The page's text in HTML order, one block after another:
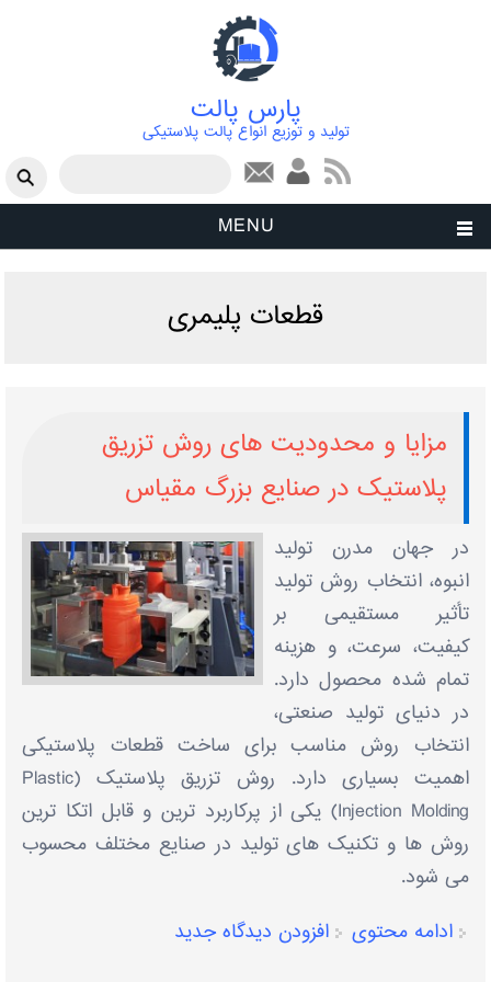
پارس پالت
تولید و توزیع انواع پالت پلاستیکی
فرم جستجو
MENU
قطعات پلیمری
مزایا و محدودیت ‌های روش تزریق
پلاستیک در صنایع بزرگ‌ مقیاس
در جهان مدرن تولید
انبوه، انتخاب روش تولید
تأثیر مستقیمی بر
کیفیت، سرعت، و هزینه
تمام‌ شده محصول دارد.
در دنیای تولید صنعتی،
انتخاب روش مناسب برای ساخت قطعات پلاستیکی
اهمیت بسیاری دارد. روش تزریق پلاستیک (Plastic
Injection Molding) یکی از پرکاربرد ترین و قابل ‌اتکا ترین
روش‌ ها و تکنیک‌ های تولید در صنایع مختلف محسوب
می ‌شود.
ادامه محتوی
افزودن دیدگاه جدید